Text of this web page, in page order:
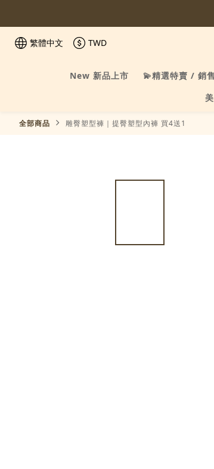
繁體中文 TWD
New 新品上市 💫精選特賣 / 銷
全部商品 雕臀塑型褲｜提臀塑型內褲 買4送1